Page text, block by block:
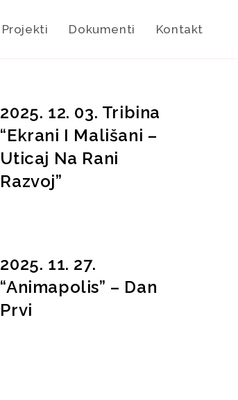
Projekti Dokumenti Kontakt
2025. 12. 03. Tribina
“Ekrani I Mališani –
Uticaj Na Rani
Razvoj”
2025. 11. 27.
“Animapolis” – Dan
Prvi